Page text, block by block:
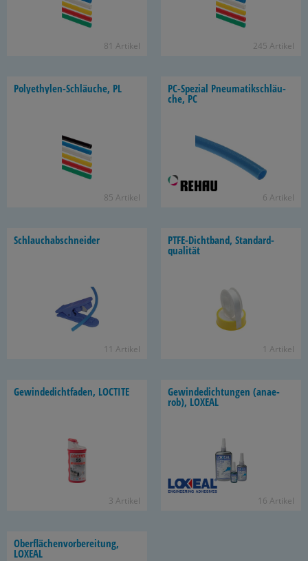
81 Ar­ti­kel 245 Ar­ti­kel
Polyethylen-​Schläuche, PL
85 Ar­ti­kel
PC-​Spezial Pneu­ma­tik­schläu­
che, PC
6 Ar­ti­kel
Schlauch­ab­schnei­der
11 Ar­ti­kel
PTFE-​Dichtband, Stan­dard­
qua­li­tät
1 Ar­ti­kel
Ge­win­de­dicht­fa­den, LOC­TI­TE
3 Ar­ti­kel
Ge­win­de­dich­tun­gen (an­ae­
rob), LO­XE­AL
16 Ar­ti­kel
Ober­flä­chen­vor­be­rei­tung,
LO­XE­AL